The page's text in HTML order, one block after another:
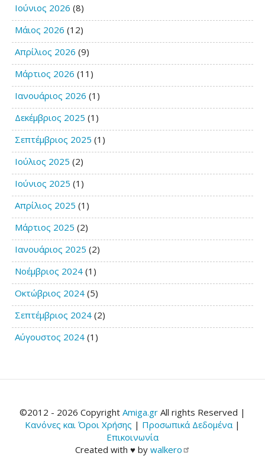
Ιούνιος 2026 (8)
Μάιος 2026 (12)
Απρίλιος 2026 (9)
Μάρτιος 2026 (11)
Ιανουάριος 2026 (1)
Δεκέμβριος 2025 (1)
Σεπτέμβριος 2025 (1)
Ιούλιος 2025 (2)
Ιούνιος 2025 (1)
Απρίλιος 2025 (1)
Μάρτιος 2025 (2)
Ιανουάριος 2025 (2)
Νοέμβριος 2024 (1)
Οκτώβριος 2024 (5)
Σεπτέμβριος 2024 (2)
Αύγουστος 2024 (1)
©2012 - 2026 Copyright Amiga.gr All rights Reserved |
Κανόνες και Όροι Χρήσης | Προσωπικά Δεδομένα|
Επικοινωνία
Created with ♥ by walkero